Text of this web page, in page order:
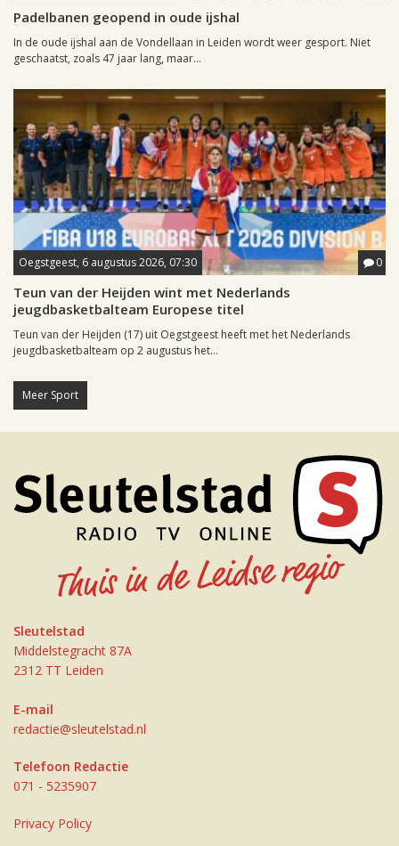
Padelbanen geopend in oude ijshal
In de oude ijshal aan de Vondellaan in Leiden wordt weer gesport. Niet
geschaatst, zoals 47 jaar lang, maar...
Oegstgeest, 6 augustus 2026, 07:30 0
Teun van der Heijden wint met Nederlands
jeugdbasketbalteam Europese titel
Teun van der Heijden (17) uit Oegstgeest heeft met het Nederlands
jeugdbasketbalteam op 2 augustus het...
Meer Sport
Sleutelstad
Middelstegracht 87A
2312 TT Leiden
E-mail
redactie@sleutelstad.nl
Telefoon Redactie
071 - 5235907
Privacy Policy